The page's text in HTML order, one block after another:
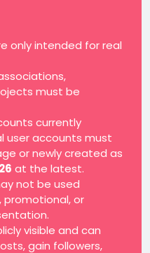
only intended for real
must be
currently
user accounts must
or newly created as
at the latest.
not be used
promotional, or
visible and can
gain followers,